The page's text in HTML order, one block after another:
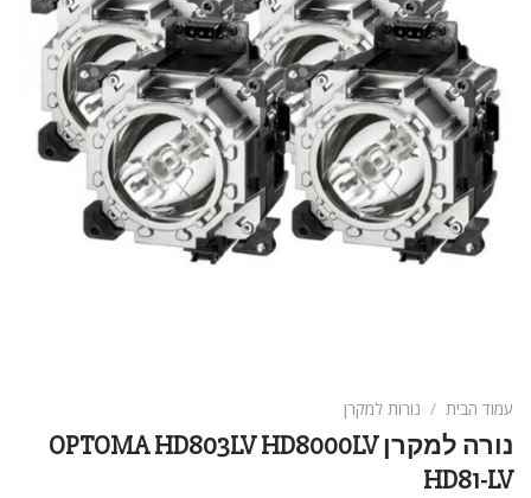
עמוד הבית / נורות למקרן
נורה למקרן OPTOMA HD803LV HD8000LV
HD81-LV